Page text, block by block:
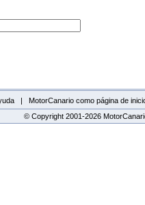
|
MotorCanario como página de
© Copyright 2001-2026